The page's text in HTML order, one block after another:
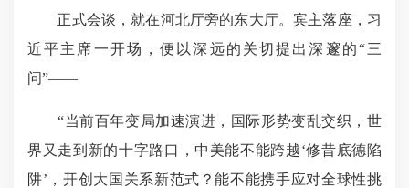
正式会谈，就在河北厅旁的东大厅。宾主落座，习
近平主席一开场，便以深远的关切提出深邃的“三
问”——
“当前百年变局加速演进，国际形势变乱交织，世
界又走到新的十字路口，中美能不能跨越‘修昔底德陷
阱’，开创大国关系新范式？能不能携手应对全球性挑